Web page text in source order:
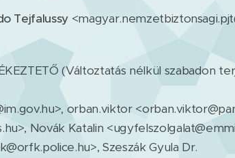
Tejfalussy
(Változtatás nélkül szabadon
orban.viktor
Novák Katalin
Szeszák Gyula Dr.